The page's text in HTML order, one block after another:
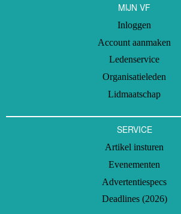
MIJN VF
Inloggen
Account aanmaken
Ledenservice
Organisatieleden
Lidmaatschap
SERVICE
Artikel insturen
Evenementen
Advertentiespecs
Deadlines (2026)